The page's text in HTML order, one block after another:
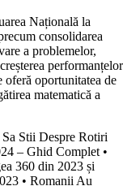
Națională la
consolidarea
a problemelor,
performanțelor
oferă oportunitatea de
matematică a
Stii Despre Rotiri
– Ghid Complet•
360 din 2023 și
• Romanii Au